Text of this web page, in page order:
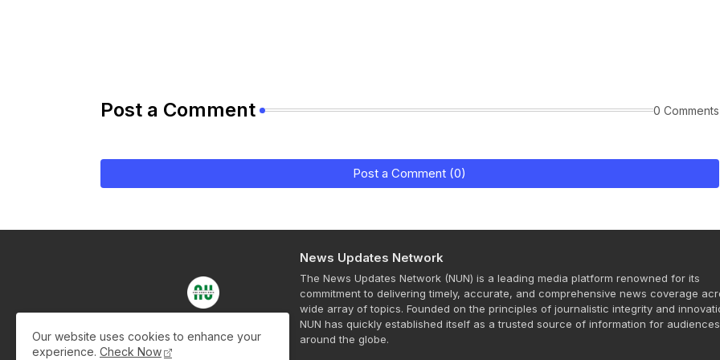
Post a Comment 0 Comments
Post a Comment (0)
News Updates Network
The News Updates Network (NUN) is a leading media platform renowned for its
commitment to delivering timely, accurate, and comprehensive news coverage
wide array of topics. Founded on the principles of journalistic integrity and
NUN has quickly established itself as a trusted source of information for audiences
around the globe.
Our website uses cookies to enhance your
experience. Check Now